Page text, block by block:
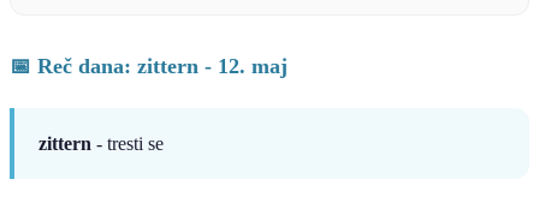
📅 Reč dana: zittern - 12. maj
zittern - tresti se